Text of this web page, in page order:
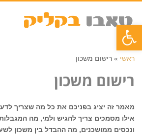
פתח סרגל נגישות
ראשי » רישום משכון
רישום משכון
מאמר זה יציג בפניכם את כל מה שצריך
אילו מסמכים צריך להגיש ולמי, מה
ונכסים ממושכנים, מה ההבדל בין משכון